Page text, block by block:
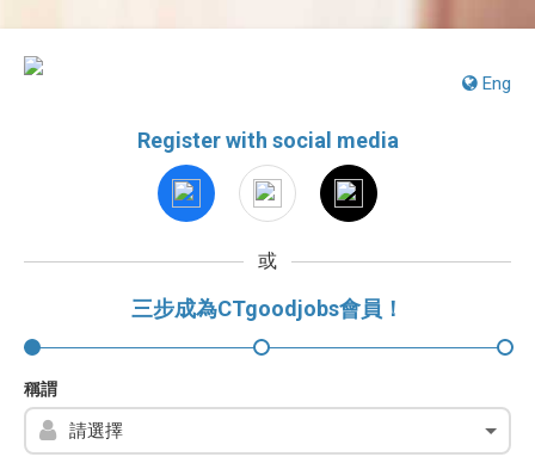
Eng
Register with social media
或
三步成為CTgoodjobs會員！
稱謂